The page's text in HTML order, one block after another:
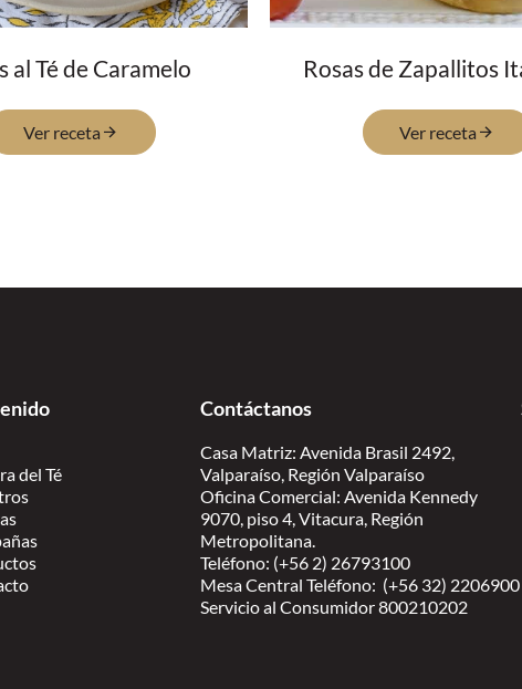
al Té de Caramelo
Ver receta
Rosas de Zapallitos
Ver receta
del Té
Contáctanos
Casa Matriz: Avenida Brasil 2492,
Valparaíso, Región Valparaíso
Oficina Comercial: Avenida Kennedy
9070, piso 4, Vitacura, Región
Metropolitana.
Teléfono: (+56 2) 26793100
Mesa Central Teléfono: (+56 32) 2206900
Servicio al Consumidor 800210202